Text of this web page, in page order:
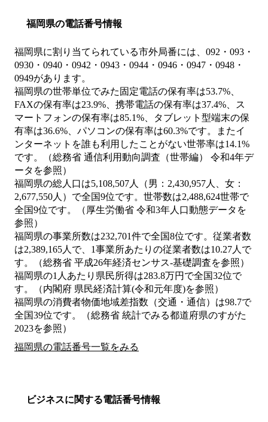
福岡県の電話番号情報
福岡県に割り当てられている市外局番には、092・093・
0930・0940・0942・0943・0944・0946・0947・0948・
0949があります。
福岡県の世帯単位でみた固定電話の保有率は53.7%、
FAXの保有率は23.9%、携帯電話の保有率は37.4%、ス
マートフォンの保有率は85.1%、タブレット型端末の保
有率は36.6%、パソコンの保有率は60.3%です。またイ
ンターネットを誰も利用したことがない世帯率は14.1%
です。（総務省 通信利用動向調査（世帯編） 令和4年デ
ータを参照）
福岡県の総人口は5,108,507人（男：2,430,957人、女：
2,677,550人）で全国9位です。世帯数は2,488,624世帯で
全国9位です。（厚生労働省 令和3年人口動態データを
参照）
福岡県の事業所数は232,701件で全国8位です。従業者数
は2,389,165人で、1事業所あたりの従業者数は10.27人で
す。（総務省 平成26年経済センサス‐基礎調査を参照）
福岡県の1人あたり県民所得は283.8万円で全国32位で
す。（内閣府 県民経済計算(令和元年度)を参照）
福岡県の消費者物価地域差指数（交通・通信）は98.7で
全国39位です。（総務省 統計でみる都道府県のすがた
2023を参照）
福岡県の電話番号一覧をみる
ビジネスに関する電話番号情報